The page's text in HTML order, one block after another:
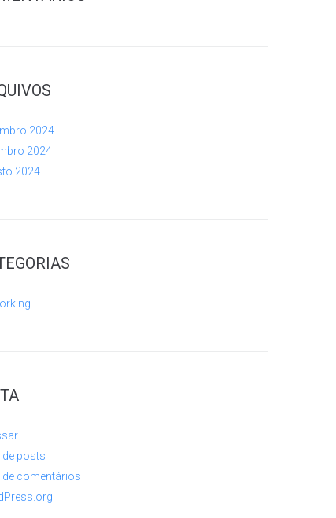
2024
2024
2024
de posts
de comentários